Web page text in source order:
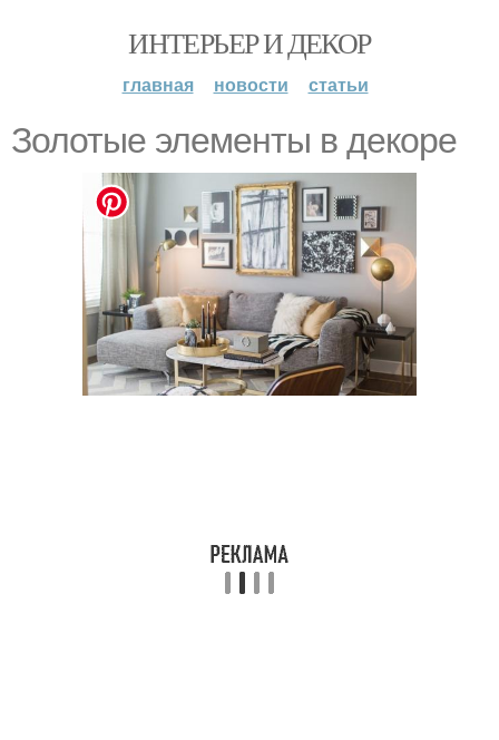
ИНТЕРЬЕР И ДЕКОР
главная новости статьи
Золотые элементы в декоре